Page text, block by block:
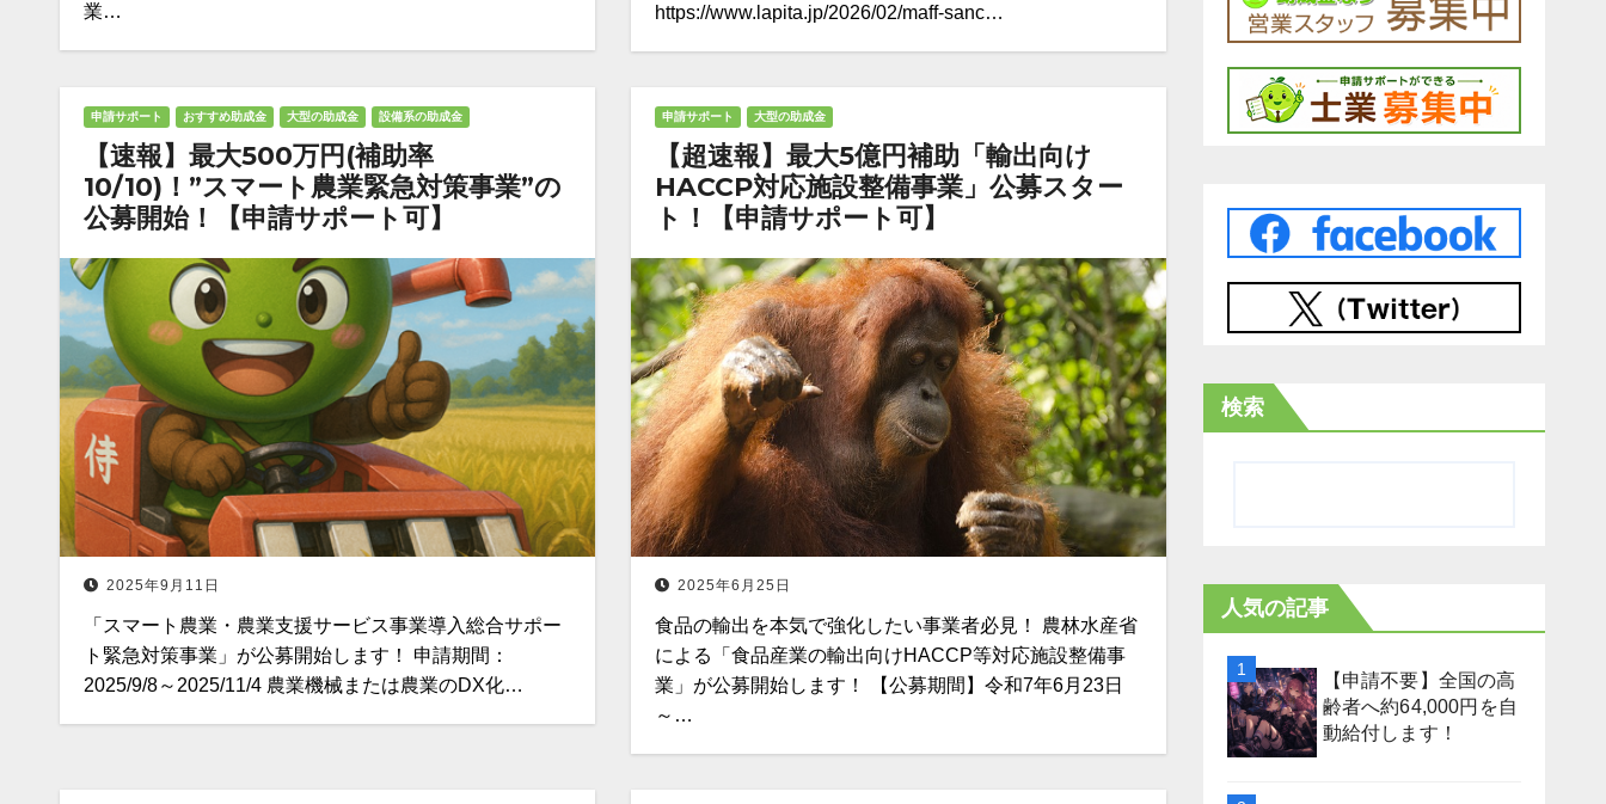
業…
https://www.lapita.jp/2026/02/maff-sanc…
申請サポート おすすめ助成金 大型の助成金 設備系の助成金
【速報】最大500万円(補助率
10/10)！”スマート農業緊急対策事業”の
公募開始！【申請サポート可】
2025年9月11日
「スマート農業・農業支援サービス事業導入総合サポー
ト緊急対策事業」が公募開始します！ 申請期間：
2025/9/8～2025/11/4 農業機械または農業のDX化…
申請サポート 大型の助成金
【超速報】最大5億円補助「輸出向け
HACCP対応施設整備事業」公募スター
ト！【申請サポート可】
2025年6月25日
食品の輸出を本気で強化したい事業者必見！ 農林水産省
による「食品産業の輸出向けHACCP等対応施設整備事
業」が公募開始します！ 【公募期間】令和7年6月23日
～…
検索
人気の記事
【申請不要】全国の高
齢者へ約64,000円を自
動給付します！